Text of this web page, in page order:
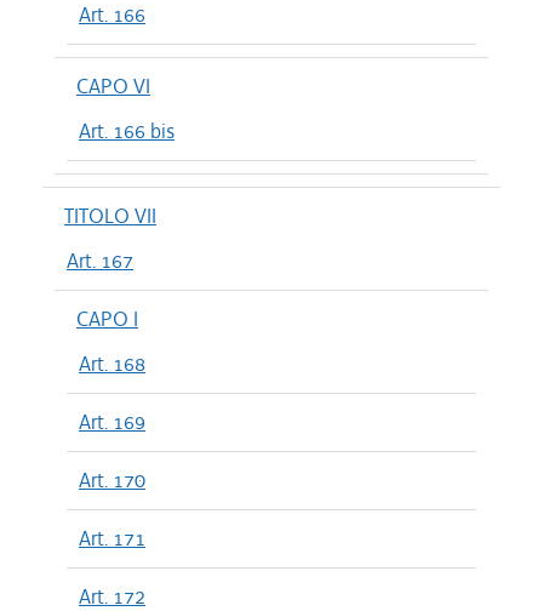
Art. 166
CAPO VI
Art. 166 bis
TITOLO VII
Art. 167
CAPO I
Art. 168
Art. 169
Art. 170
Art. 171
Art. 172